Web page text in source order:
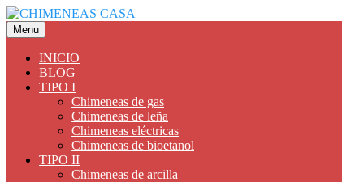
Saltar
al
contenido
Menu
INICIO
BLOG
TIPO I
Chimeneas de gas
Chimeneas de leña
Chimeneas eléctricas
Chimeneas de bioetanol
TIPO II
Chimeneas de arcilla